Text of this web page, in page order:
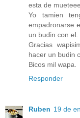
esta de
Yo tamien
empadronarse
un budin con el.
Gracias
hacer un budin
Bicos mil wapa.
Responder
Ruben 19 de